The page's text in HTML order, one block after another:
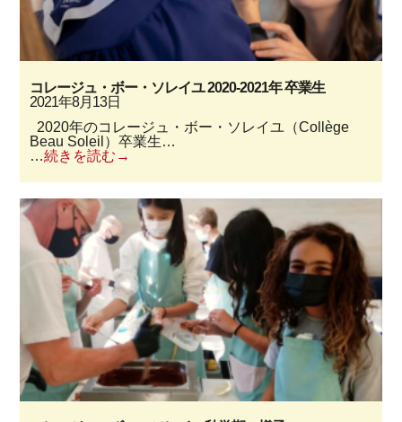
コレージュ・ボー・ソレイユ 2020-2021年 卒業生
2021年8月13日
2020年のコレージュ・ボー・ソレイユ（Collège
Beau Soleil）卒業生…
…続きを読む